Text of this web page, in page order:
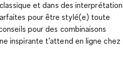
et dans des
pour être stylé(e) toute
pour des combinaisons
inspirante t’attend en ligne chez